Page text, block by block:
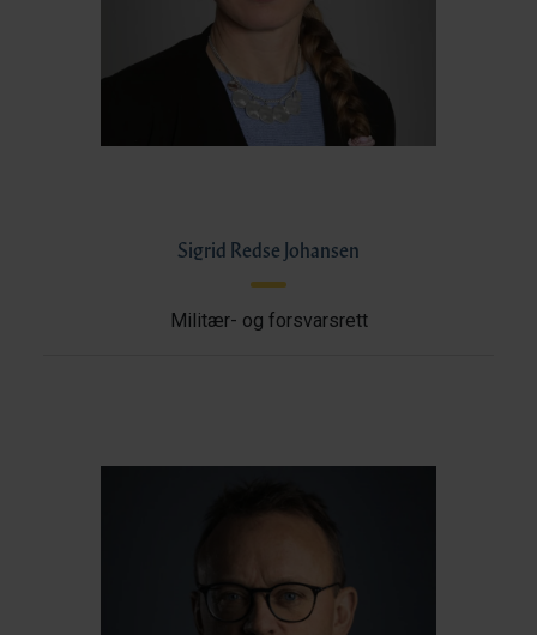
Sigrid Redse Johansen
Militær- og forsvarsrett